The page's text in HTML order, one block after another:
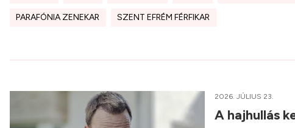
PARAFÓNIA ZENEKAR SZENT EFRÉM FÉRFIKAR
2026. JÚLIUS 23.
A hajhullás